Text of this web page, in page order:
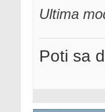
Ultima
Poti sa